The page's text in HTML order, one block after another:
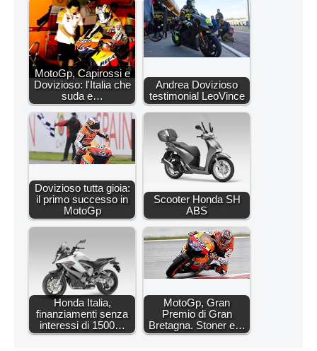
MotoGp, Capirossi e
Dovizioso: l'Italia che
suda e…
Andrea Dovizioso
testimonial LeoVince
Dovizioso tutta gioia:
il primo successo in
MotoGp
Scooter Honda SH
ABS
Honda Italia,
finanziamenti senza
interessi di 1500…
MotoGp, Gran
Premio di Gran
Bretagna. Stoner e…